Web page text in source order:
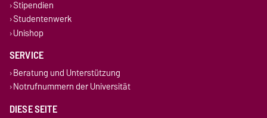
Stipendien
Studentenwerk
Unishop
SERVICE
Beratung und Unterstützung
Notrufnummern der Universität
DIESE SEITE